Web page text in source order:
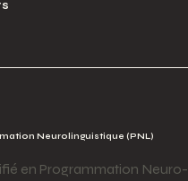
Neurolinguistique (PNL)
en Programmation Neuro-